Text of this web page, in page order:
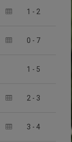
1 - 2
0 - 7
1 - 5
2 - 3
3 - 4